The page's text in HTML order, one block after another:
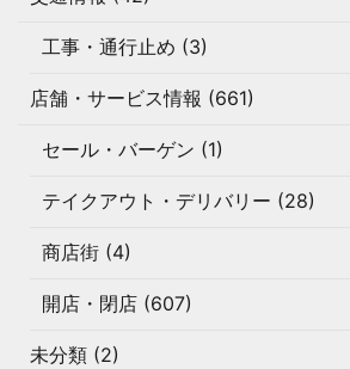
工事・通行止め (3)
店舗・サービス情報 (661)
セール・バーゲン (1)
テイクアウト・デリバリー (28)
商店街 (4)
開店・閉店 (607)
未分類 (2)